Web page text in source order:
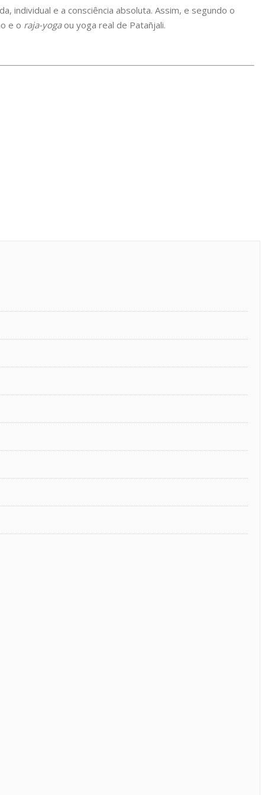
individual e a consciência absoluta. Assim, e segundo o
e o raja-yogaou yoga real de Patañjali.